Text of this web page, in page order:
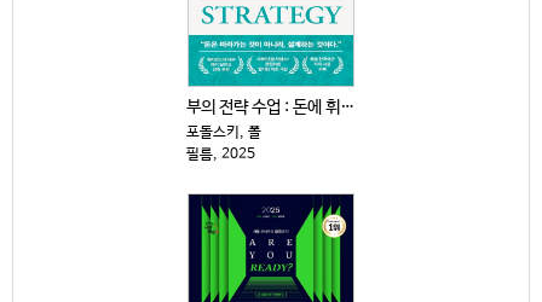
부의 전략 수업 : 돈에 휘둘리지 않고 살아남는 15가...
포돌스키, 폴
필름, 2025